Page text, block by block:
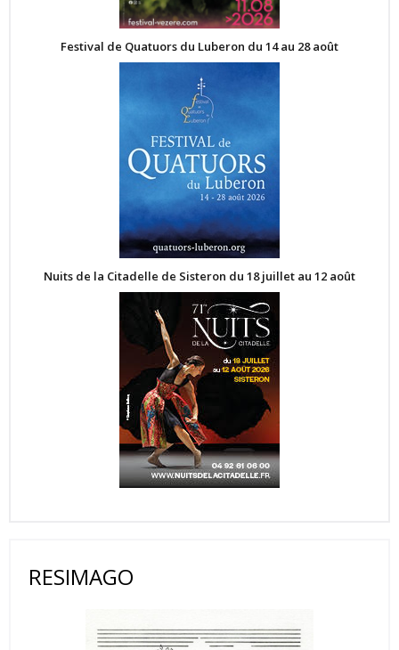
Festival de Quatuors du Luberon du 14 au 28 août
Nuits de la Citadelle de Sisteron du 18 juillet au 12 août
RESIMAGO